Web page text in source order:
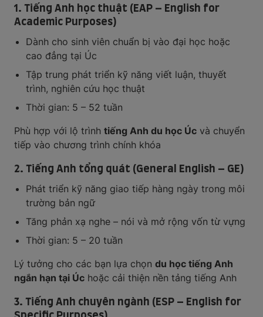
1. Tiếng Anh học thuật (EAP – English for
Academic Purposes)
Dành cho sinh viên chuẩn bị vào đại học hoặc
cao đẳng tại Úc
Tập trung phát triển kỹ năng viết luận, thuyết
trình, nghiên cứu học thuật
Thời gian: 5 – 52 tuần
Phù hợp với lộ trình tiếng Anh du học Úc và chuyển
tiếp vào chương trình chính khóa
2. Tiếng Anh tổng quát (General English – GE)
Phát triển kỹ năng giao tiếp hàng ngày trong môi
trường bản ngữ
Tăng phản xạ nghe – nói và mở rộng vốn từ vựng
Thời gian: 5 – 20 tuần
Lý tưởng cho các bạn lựa chọn du học tiếng Anh
ngắn hạn tại Úc hoặc cải thiện nền tảng tiếng Anh
3. Tiếng Anh chuyên ngành (ESP – English for